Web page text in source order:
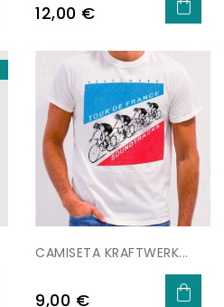
Precio
12,00 €
CAMISETA KRAFTWERK...
Precio
9,00 €